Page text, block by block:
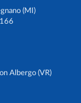
(MI)
Albergo (VR)